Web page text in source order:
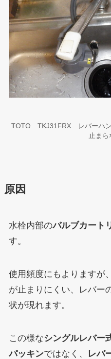
TOTO TKJ31FRX レバーハン
止まら
原因
水栓内部のバルブカート
す。
使用頻度にもよりますが、
が止まりにくい、レバー
状が現れます。
この様なシングルレバー
パッキンではなく、 レバ